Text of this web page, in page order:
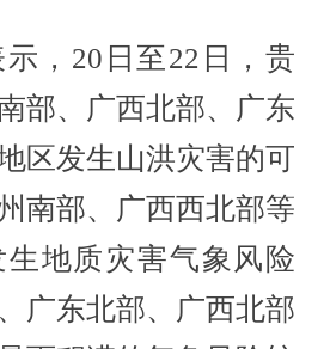
20日至22日，贵
部、广西北部、广东
区发生山洪灾害的可
南部、广西西北部等
地质灾害气象风险
广东北部、广西北部